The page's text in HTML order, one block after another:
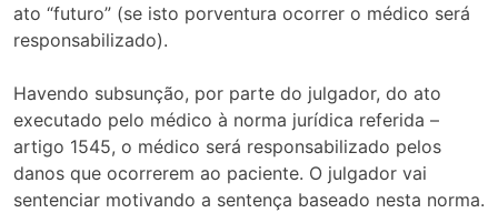
ato “futuro” (se isto porventura ocorrer o médico será
responsabilizado).
Havendo subsunção, por parte do julgador, do ato
executado pelo médico à norma jurídica referida –
artigo 1545, o médico será responsabilizado pelos
danos que ocorrerem ao paciente. O julgador vai
sentenciar motivando a sentença baseado nesta norma.